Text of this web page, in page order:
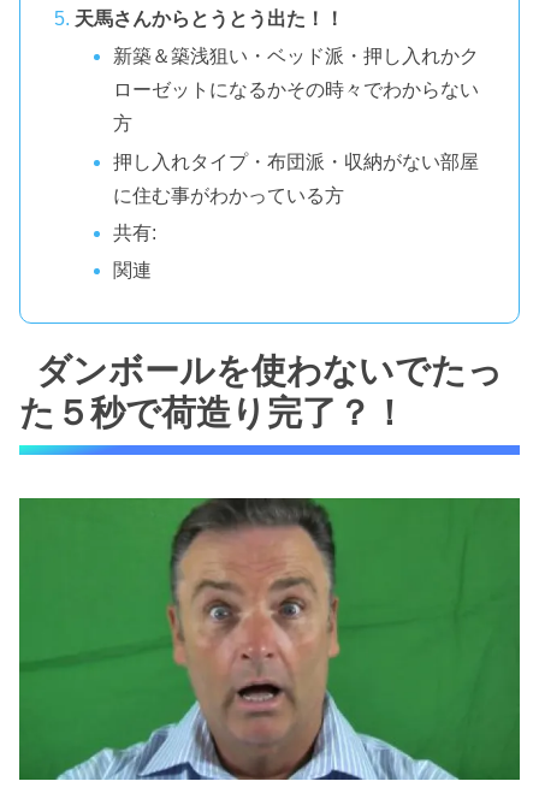
天馬さんからとうとう出た！！
新築＆築浅狙い・ベッド派・押し入れかク
ローゼットになるかその時々でわからない
方
押し入れタイプ・布団派・収納がない部屋
に住む事がわかっている方
共有:
関連
ダンボールを使わないでたっ
た５秒で荷造り完了？！